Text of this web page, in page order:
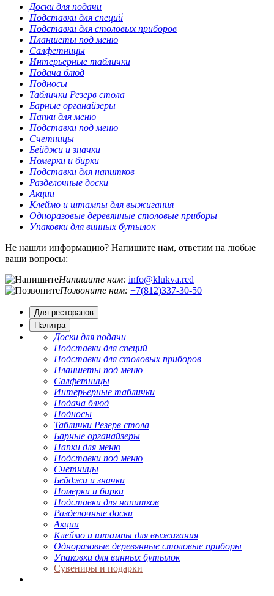
Доски для подачи
Подставки для специй
Подставки для столовых приборов
Планшеты под меню
Салфетницы
Интерьерные таблички
Подача блюд
Подносы
Таблички Резерв стола
Барные органайзеры
Папки для меню
Подставки под меню
Счетницы
Бейджи и значки
Номерки и бирки
Подставки для напитков
Разделочные доски
Акции
Клеймо и штампы для выжигания
Одноразовые деревянные столовые приборы
Упаковки для винных бутылок
Не нашли информацию? Напишите нам, ответим на любые
ваши вопросы:
Напишите нам: info@klukva.red
Позвоните нам: +7(812)337‑30-50
Для ресторанов
Палитра
Доски для подачи
Подставки для специй
Подставки для столовых приборов
Планшеты под меню
Салфетницы
Интерьерные таблички
Подача блюд
Подносы
Таблички Резерв стола
Барные органайзеры
Папки для меню
Подставки под меню
Счетницы
Бейджи и значки
Номерки и бирки
Подставки для напитков
Разделочные доски
Акции
Клеймо и штампы для выжигания
Одноразовые деревянные столовые приборы
Упаковки для винных бутылок
Сувениры и подарки